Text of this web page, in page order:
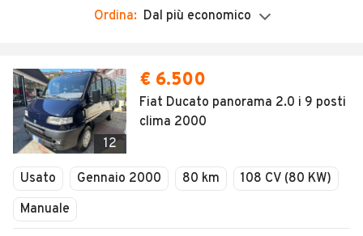
Noleggio a lungo termine
Moto
Camper
Veicoli Commerciali
Concessionari
Ordina: Dal più economico
12
€ 6.500
Fiat Ducato panorama 2.0 i 9 posti
clima 2000
Usato Gennaio 2000 80 km
108 CV (80 KW)
Manuale